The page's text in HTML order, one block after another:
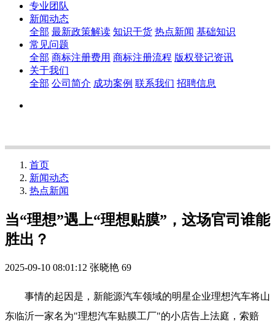
专业团队
新闻动态
全部 最新政策解读 知识干货 热点新闻 基础知识
常见问题
全部 商标注册费用 商标注册流程 版权登记资讯
关于我们
全部 公司简介 成功案例 联系我们 招聘信息
首页
新闻动态
热点新闻
当“理想”遇上“理想贴膜”，这场官司谁能
胜出？
2025-09-10 08:01:12 张晓艳 69
事情的起因是，新能源汽车领域的明星企业理想汽车将山
东临沂一家名为"理想汽车贴膜工厂"的小店告上法庭，索赔